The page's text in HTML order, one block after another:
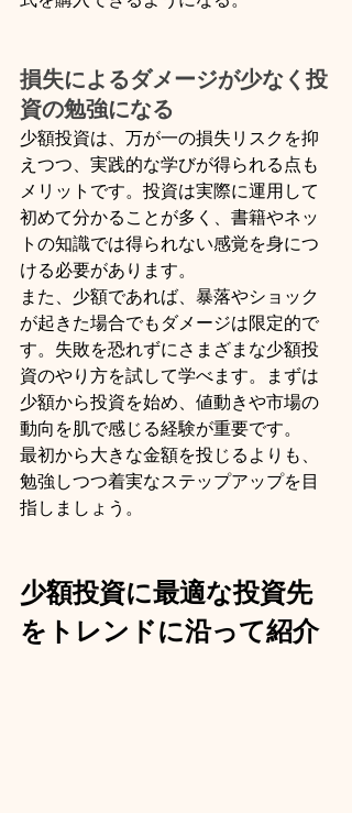
損失によるダメージが少なく投
資の勉強になる
少額投資は、万が一の損失リスクを抑
えつつ、実践的な学びが得られる点も
メリットです。投資は実際に運用して
初めて分かることが多く、書籍やネッ
トの知識では得られない感覚を身につ
ける必要があります。
また、少額であれば、暴落やショック
が起きた場合でもダメージは限定的で
す。失敗を恐れずにさまざまな少額投
資のやり方を試して学べます。まずは
少額から投資を始め、値動きや市場の
動向を肌で感じる経験が重要です。
最初から大きな金額を投じるよりも、
勉強しつつ着実なステップアップを目
指しましょう。
少額投資に最適な投資先
をトレンドに沿って紹介